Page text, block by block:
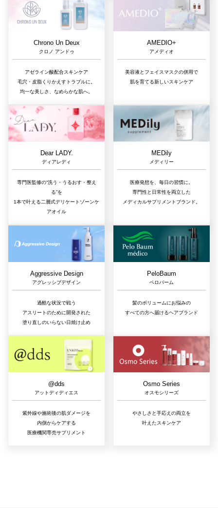
Chrono Un Deux
クロノ アンドゥ
アゼライン酸配合スキンケア
毛穴・皮脂くりかえすトラブルに。
均一な美しさ、なめらかな肌へ。
AMEDIO+
アメディオ
美容液とフェイスマスクの併用で
肌を育てる新しいスキンケア
Dear LADY.
ディアレディ
専門医監修の“洗う・うるおす・整え
る”を
1本で叶える二層式デリケートゾーンケ
アオイル
MEDily
メディリー
医療発想を、毎日の習慣に。
専門性と日常性を両立した
メディカルサプリメントブランド。
Aggressive Design
アグレッシブデザイン
過酷な状況で戦う
アスリートのために開発された
塗り直しのいらない日焼け止め
PeloBaum
ペロバーム
髪のボリュームにお悩みの
すべての方へ届けるヘアブランド
@dds
アットディディエス
紫外線や施術後の肌ダメージを
内側からケアする
医療機関専売サプリメント
Osmo Series
オスモシリーズ
やさしさと手応えの両立を
叶えたスキンケア